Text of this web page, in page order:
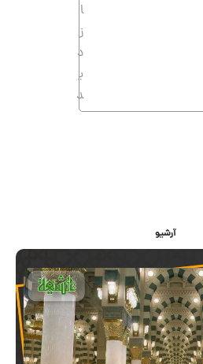
ا
ز
د
ی
د
سیاسی اهل سنت
7
4
8